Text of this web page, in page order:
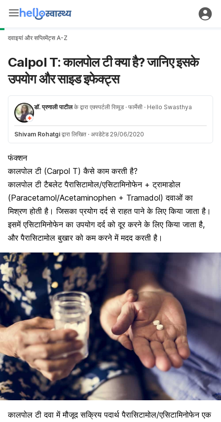
दवाइयां और सप्लिमेंट्स A-Z
Calpol T: कालपोल टी क्या है? जानिए इसके
उपयोग और साइड इफेक्ट्स
डॉ. प्रणाली पाटीलके द्वारा एक्स्पर्टली रिव्यूड · फार्मेसी · Hello Swasthya
Shivam Rohatgi द्वारा लिखित · अपडेटेड 29/06/2020
फंक्शन
कालपोल टी (Carpol T) कैसे काम करती है?
कालपोल टी टैबलेट पैरासिटामोल/एसिटामिनोफेन + ट्रामाडोल
(Paracetamol/Acetaminophen + Tramadol) दवाओं का
मिश्रण होती है। जिसका प्रयोग दर्द से राहत पाने के लिए किया जाता है।
इसमेंएसिटामिनोफेन का उपयोग दर्द को दूर करने के लिए किया जाता है,
और पैरासिटामोल बुखार को कम करने में मदद करती है।
कालपोल टी दवा में मौजूद सक्रिय पदार्थ पैरासिटामोल/एसिटामिनोफेन एक